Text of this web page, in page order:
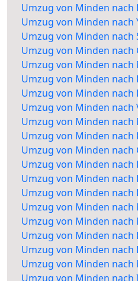
Umzug von Minden nach
Umzug von Minden nach
Umzug von Minden nach
Umzug von Minden nach
Umzug von Minden nach
Umzug von Minden nach
Umzug von Minden nach
Umzug von Minden nach
Umzug von Minden nach
Umzug von Minden nach
Umzug von Minden nach
Umzug von Minden nach
Umzug von Minden nach
Umzug von Minden nach
Umzug von Minden nach
Umzug von Minden nach
Umzug von Minden nach
Umzug von Minden nach
Umzug von Minden nach
Umzug von Minden nach